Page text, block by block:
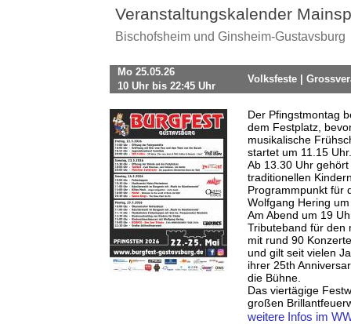
Veranstaltungskalender
Bischofsheim und Ginsheim-Gustavsburg
Mo 25.05.26
10 Uhr bis 22:45 Uhr
Volksfeste |
Der Pfingstmontag
dem Festplatz,
musikalische
startet um 11.15 Uhr.
Ab 13.30 Uhr
traditionellen
Programmpunkt für
Wolfgang Hering
Am Abend um 19
Tributeband für den
mit rund 90
und gilt seit vielen
ihrer 25th
die Bühne.
Das viertägige
großen
weitere Infos im